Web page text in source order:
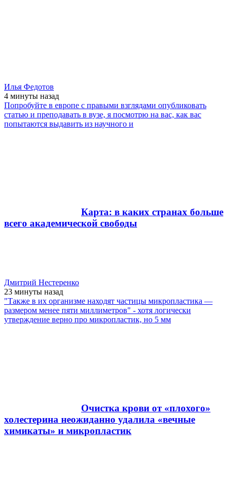
Илья Федотов
4 минуты назад
Попробуйте в европе с правыми взглядами опубликовать
статью и преподавать в вузе, я посмотрю на вас, как вас
попытаются выдавить из научного и
Карта: в каких странах больше
всего академической свободы
Дмитрий Нестеренко
23 минуты назад
"Также в их организме находят частицы микропластика —
размером менее пяти миллиметров" - хотя логически
утверждение верно про микропластик, но 5 мм
Очистка крови от «плохого»
холестерина неожиданно удалила «вечные
химикаты» и микропластик